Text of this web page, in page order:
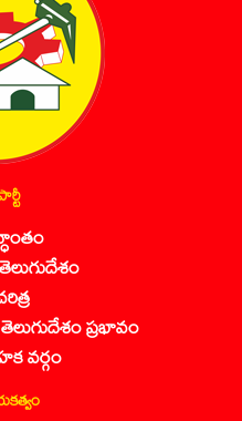
ప్రభావం
వర్గం